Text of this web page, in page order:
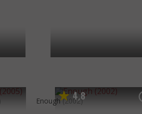
4,8
Enough (2002)